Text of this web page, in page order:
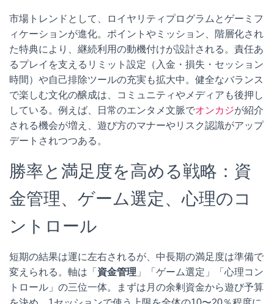
市場トレンドとして、ロイヤリティプログラムとゲーミフ
ィケーションが進化。ポイントやミッション、階層化され
た特典により、継続利用の動機付けが設計される。責任あ
るプレイを支えるリミット設定（入金・損失・セッション
時間）や自己排除ツールの充実も拡大中。健全なバランス
で楽しむ文化の醸成は、コミュニティやメディアも後押し
している。例えば、日常のエンタメ文脈でオンカジが紹介
される機会が増え、遊び方のマナーやリスク認識がアップ
デートされつつある。
勝率と満足度を高める戦略：資
金管理、ゲーム選定、心理のコ
ントロール
短期の結果は運に左右されるが、中長期の満足度は準備で
変えられる。軸は「 資金管理 」「ゲーム選定」「心理コン
トロール」の三位一体。まずは月の余剰資金から遊び予算